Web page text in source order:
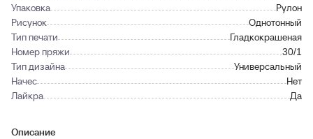
Упаковка
Рулон
Рисунок
Однотонный
Тип печати
Гладкокрашеная
Номер пряжи
30/1
Тип дизайна
Универсальный
Начес
Нет
Лайкра
Да
Описание